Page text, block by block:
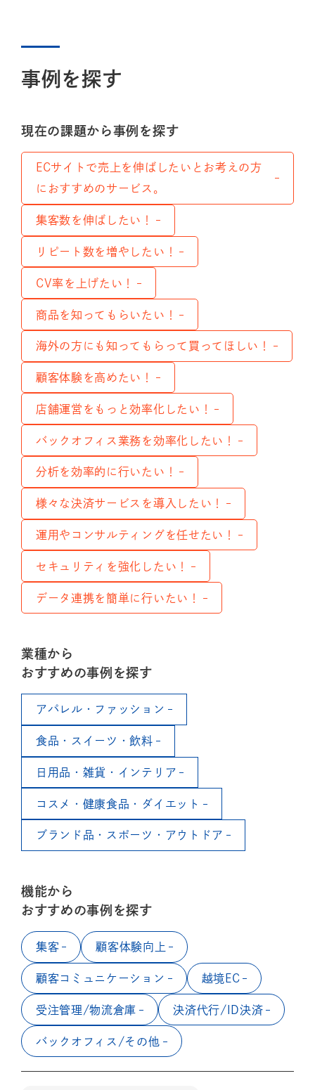
事例を探す
現在の課題から事例を探す
ECサイトで売上を伸ばしたいとお考えの方
におすすめのサービス。
集客数を伸ばしたい！
リピート数を増やしたい！
CV率を上げたい！
商品を知ってもらいたい！
海外の方にも知ってもらって買ってほしい！
顧客体験を高めたい！
店舗運営をもっと効率化したい！
バックオフィス業務を効率化したい！
分析を効率的に行いたい！
様々な決済サービスを導入したい！
運用やコンサルティングを任せたい！
セキュリティを強化したい！
データ連携を簡単に行いたい！
業種から
おすすめの事例を探す
アパレル・ファッション
食品・スイーツ・飲料
日用品・雑貨・インテリア
コスメ・健康食品・ダイエット
ブランド品・スポーツ・アウトドア
機能から
おすすめの事例を探す
集客 顧客体験向上
顧客コミュニケーション 越境EC
受注管理/物流倉庫 決済代行/ID決済
バックオフィス/その他